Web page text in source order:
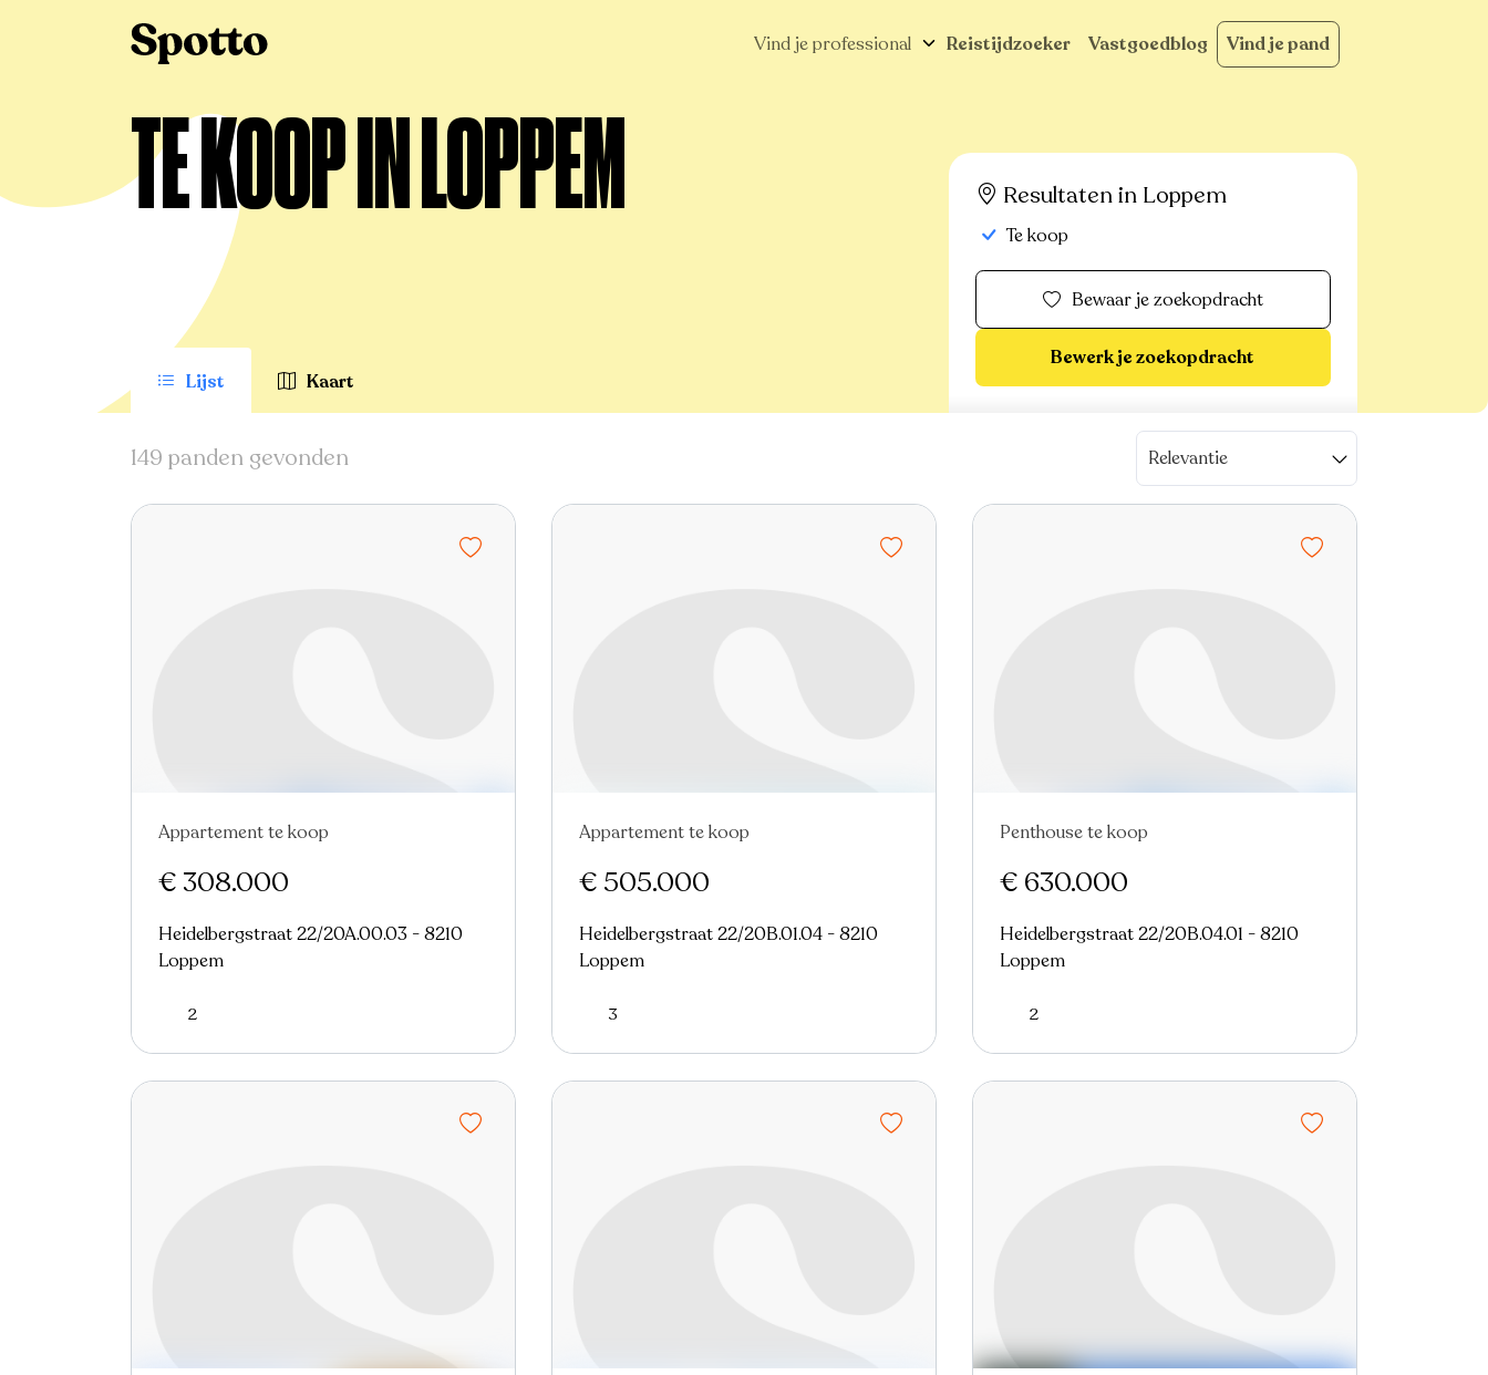
Vind je professional Reistijdzoeker Vastgoedblog Vind je pand
TE KOOP IN LOPPEM
Lijst Kaart
Resultaten in Loppem
Te koop
Bewaar je zoekopdracht
Bewerk je zoekopdracht
149 panden gevonden Relevantie
Nieuw
Appartement te koop
€ 308.000
Heidelbergstraat 22/20A.00.03 - 8210
Loppem
2
Nieuw
Appartement te koop
€ 505.000
Heidelbergstraat 22/20B.01.04 - 8210
Loppem
3
Nieuw
Penthouse te koop
€ 630.000
Heidelbergstraat 22/20B.04.01 - 8210
Loppem
2